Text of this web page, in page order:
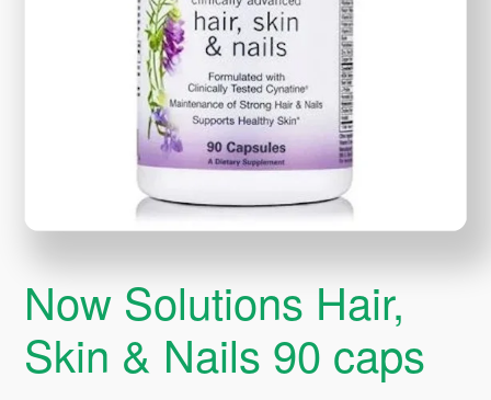
Now Solutions Hair,
Skin & Nails 90 caps